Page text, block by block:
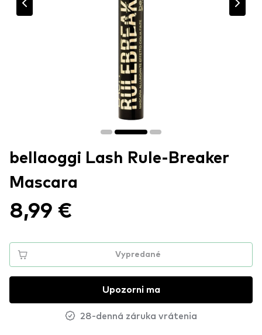
bellaoggi Lash Rule-Breaker
Mascara
8,99 €
Vypredané
Upozorni ma
28-denná záruka vrátenia